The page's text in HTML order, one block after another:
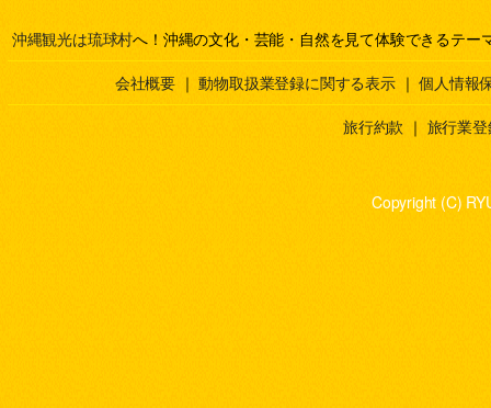
沖縄観光は琉球村へ！沖縄の文化・芸能・自然を見て体験できるテー
会社概要 ｜ 動物取扱業登録に関する表示 ｜ 個人情報
旅行約款 ｜ 旅行業
Copyright (C)